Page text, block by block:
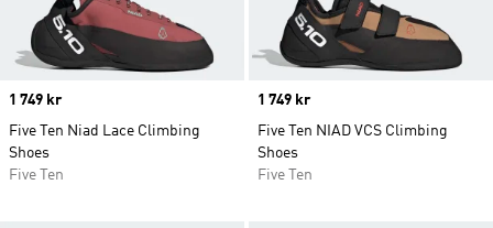
Price
1 749 kr
Five Ten Niad Lace Climbing
Shoes
Five Ten
Price
1 749 kr
Five Ten NIAD VCS Climbing
Shoes
Five Ten